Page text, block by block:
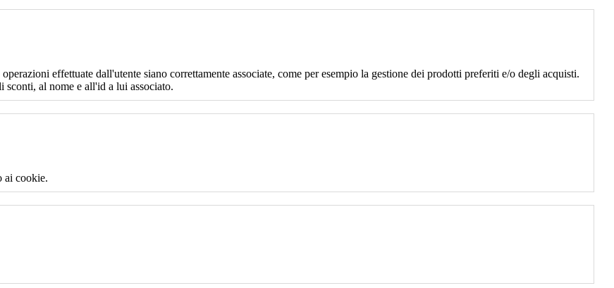
effettuate dall'utente siano correttamente associate, come per esempio la gestione dei prodotti preferiti e/o degli acquisti.
sconti, al nome e all'id a lui associato.
ai cookie.